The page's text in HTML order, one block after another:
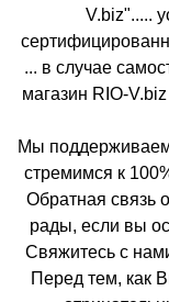
V.biz".....
... в случае
магазин RIO-
Мы поддерживаем
стремимся к
Обратная связь
рады, если вы
Свяжитесь с
Перед тем, как